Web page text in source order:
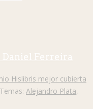
Daniel Ferreira
Hislibris mejor cubierta
Temas: Alejandro Plata,